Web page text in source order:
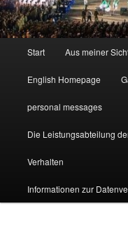
Start Aus meiner
English Homepage
personal messages
Die Leistungsabteilung
Verhalten
Informationen zur